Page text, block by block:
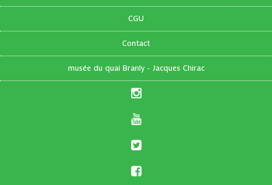
FR | EN
S'inscrire
CGU
Contact
musée du quai Branly - Jacques Chirac